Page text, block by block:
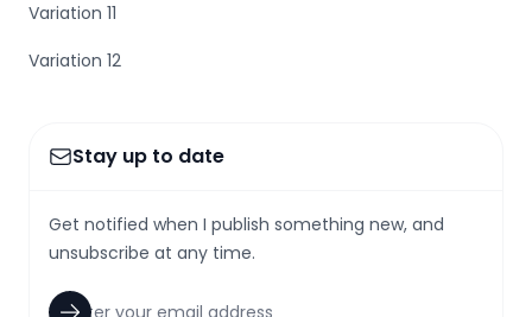
Variation 11
Variation 12
Stay up to date
Get notified when I publish something new, and
unsubscribe at any time.